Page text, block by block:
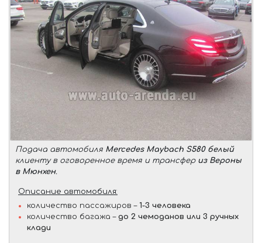
Подача автомобиля Mercedes Maybach S580 белый
клиенту в оговоренное время и трансфер из Вероны
в Мюнхен.
Описание автомобиля:
количество пассажиров – 1-3 человека
количество багажа – до 2 чемоданов или 3 ручных
клади